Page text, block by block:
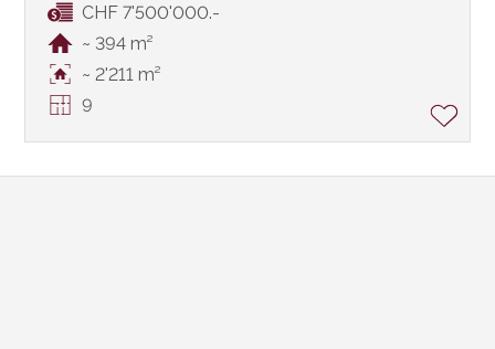
CHF 7'500'000.-
~ 394 m²
~ 2'211 m²
9